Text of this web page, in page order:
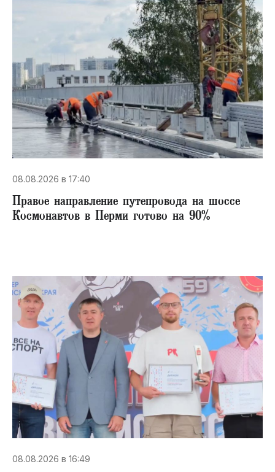
08.08.2026 в 17:40
Правое направление путепровода на шоссе
Космонавтов в Перми готово на 90%
08.08.2026 в 16:49